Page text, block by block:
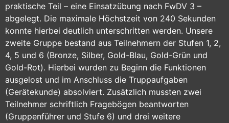
praktische Teil – eine Einsatzübung nach FwDV 3 –
abgelegt. Die maximale Höchstzeit von 240 Sekunden
konnte hierbei deutlich unterschritten werden. Unsere
zweite Gruppe bestand aus Teilnehmern der Stufen 1, 2,
4, 5 und 6 (Bronze, Silber, Gold-Blau, Gold-Grün und
Gold-Rot). Hierbei wurden zu Beginn die Funktionen
ausgelost und im Anschluss die Truppaufgaben
(Gerätekunde) absolviert. Zusätzlich mussten zwei
Teilnehmer schriftlich Fragebögen beantworten
(Gruppenführer und Stufe 6) und drei weitere